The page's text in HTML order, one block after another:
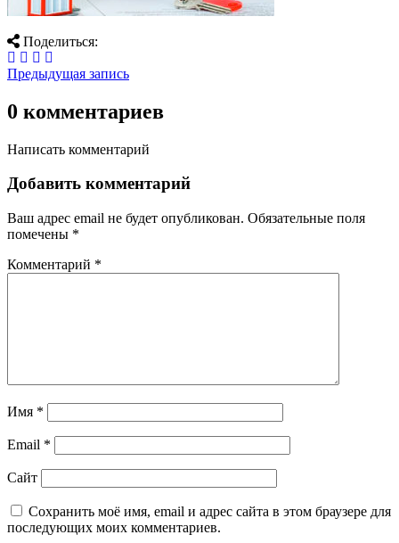
Поделиться:
Предыдущая запись
0 комментариев
Написать комментарий
Добавить комментарий
Ваш адрес email не будет опубликован. Обязательные поля
помечены *
Комментарий *
Имя *
Email *
Сайт
Сохранить моё имя, email и адрес сайта в этом браузере для
последующих моих комментариев.